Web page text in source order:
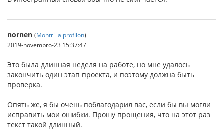
nornen (Montri la profilon)
2019-novembro-23 15:37:47
Это была длинная неделя на работе, но мне удалось
закончить один этап проекта, и поэтому должна быть
проверка.
Опять же, я бы очень поблагодарил вас, если бы вы могли
исправить мои ошибки. Прошу прощения, что на этот раз
текст такой длинный.